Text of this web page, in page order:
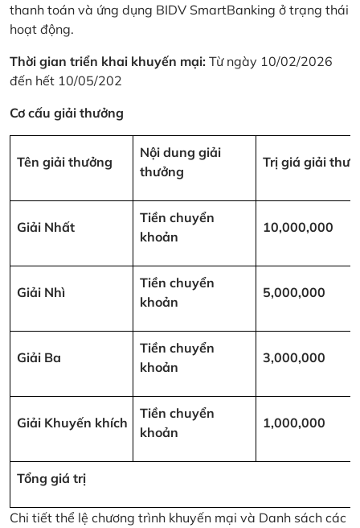
thanh toán và ứng dụng BIDV SmartBanking ở trạng thái
hoạt động.
Thời gian triển khai khuyến mại: Từ ngày 10/02/2026
đến hết 10/05/202
Cơ cấu giải thưởng
Tên giải thưởng
Nội dung giải
thưởng
Trị giá giải
Giải Nhất
Tiền chuyển
khoản
10,000,000
Giải Nhì
Tiền chuyển
khoản
5,000,000
Giải Ba
Tiền chuyển
khoản
3,000,000
Giải Khuyến khích
Tiền chuyển
khoản
1,000,000
Tổng giá trị
Chi tiết thể lệ chương trình khuyến mại và Danh sách các